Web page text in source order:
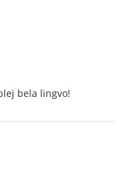
bela lingvo!